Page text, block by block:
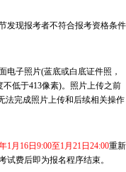
现报考者不符合报考资格条件
子照片(蓝底或白底证件照，
不低于413像素)。照片上传之前
法完成照片上传和后续相关操作
1月16日9:00至1月21日24:00重新
试费后即为报名程序结束。